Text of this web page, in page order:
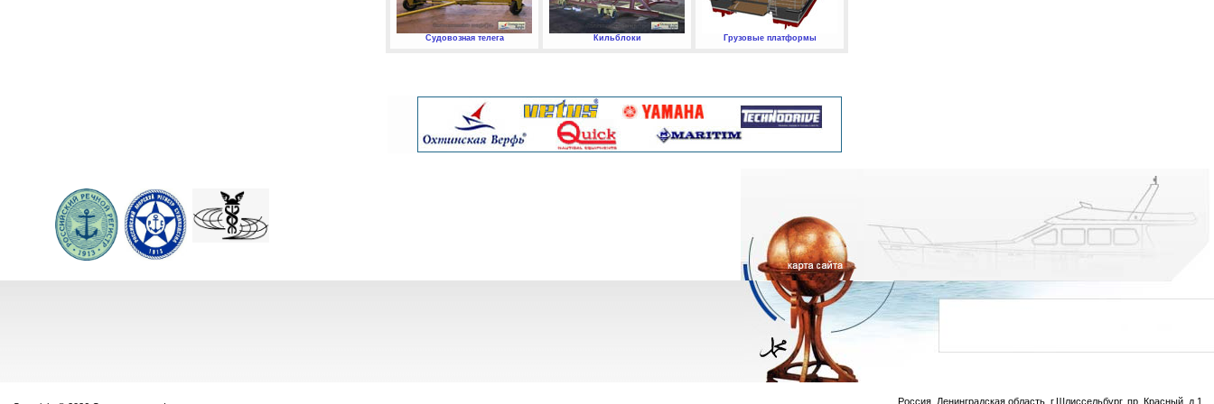
Судовозная телега Кильблоки Грузовые платформы
Россия, Ленинградская область, г.Шлиссельбург, пр. Красный, д.1